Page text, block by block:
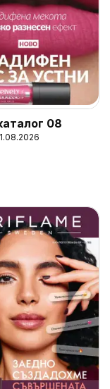
08